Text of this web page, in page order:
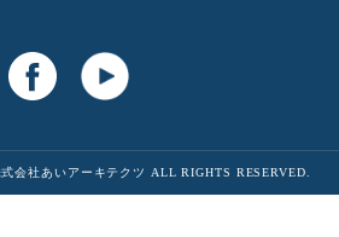
会社あいアーキテクツ ALL RIGHTS RESERVED.